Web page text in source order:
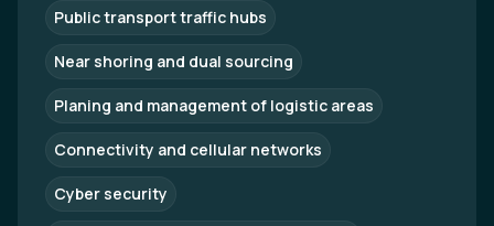
Public transport traffic hubs
Near shoring and dual sourcing
Planing and management of logistic areas
Connectivity and cellular networks
Cyber security